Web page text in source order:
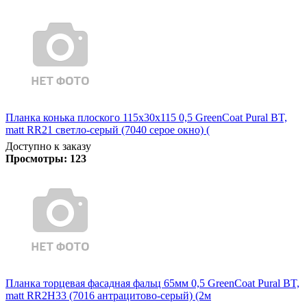
Планка конька плоского 115х30х115 0,5 GreenCoat Pural BT,
matt RR21 светло-серый (7040 серое окно) (
Доступно к заказу
Просмотры: 123
Планка торцевая фасадная фальц 65мм 0,5 GreenCoat Pural BT,
matt RR2H33 (7016 антрацитово-серый) (2м